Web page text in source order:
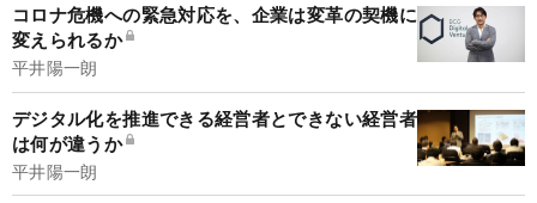
コロナ危機への緊急対応を、企業は変革の契機に
変えられるか
平井陽一朗
デジタル化を推進できる経営者とできない経営者
は何が違うか
平井陽一朗